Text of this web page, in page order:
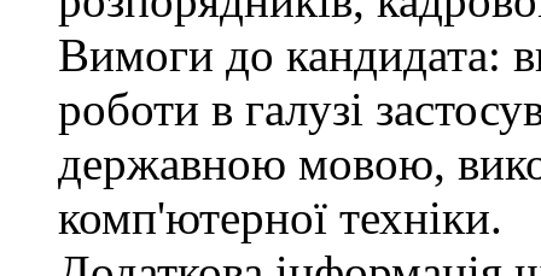
Вимоги до кандидата:
роботи в галузі
державною мовою,
комп'ютерної техніки.